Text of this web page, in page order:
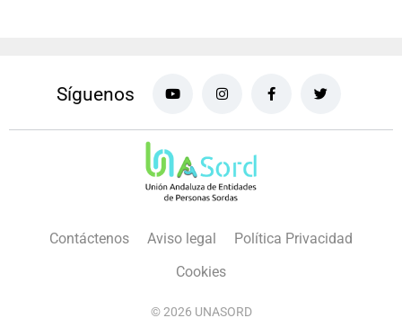
Síguenos
Contáctenos Aviso legal
Política Privacidad
Cookies
© 2026 UNASORD